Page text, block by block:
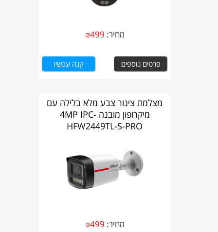
מחיר: ₪499
פרטים נוספים קנה עכשיו
מצלמת צינור צבע מלא בלילה עם
מיקרופון מובנה 4MP IPC-
HFW2449TL-S-PRO
מחיר: ₪499